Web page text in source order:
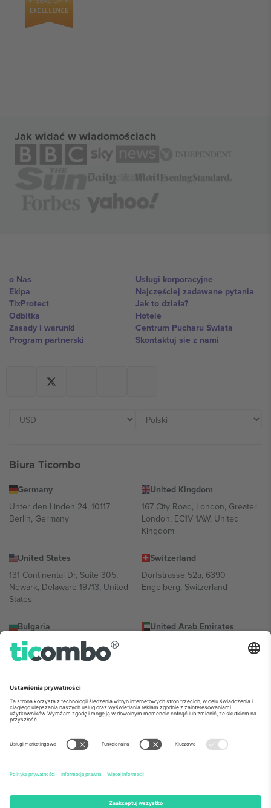
Jak widać w wiadomościach
o Nas
Ekipa
TixProtect
Odbitka
Zasady i warunki
Program partnerski
Usługi korporacyjne
Najczęściej zadawane pytania
Jak to działa?
Hotele
Centrum Pucharu Świata
Skontaktuj sie z nami
Biura Ticombo
Germany
Unter den Linden 24, 10117
Berlin, Germany
United Kingdom
167 City Road, London, Greater
London, EC1V 1AW, United
Kingdom
United States
131 Continental Dr, Suite 305,
Newark, Delaware 19713, United
States
Switzerland
Dorfstrasse 52a, 6390
Engelberg, Switzerland
Bulgaria
Regus Sofia City West, bul
Totleben 53-55, 1606 Sofia,
United Arab Emirates
UAE Dubai Silicon Oasis, DDP
Building A1, Office 302, Dubai,
Mexico
Av Chapultepec 360, Roma
Norte, Cuauhtémoc, 06700
Ciudad de México, CDMX,
Mexico
Podmiot prawny dostawcy platformy może się różnić w zależności
informacje, sprawdź stronę konkretnego wydarzenia, stopkę i